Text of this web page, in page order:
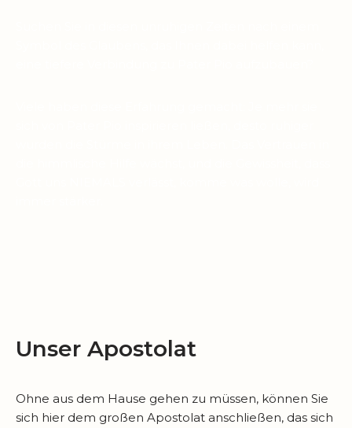
Unser Apostolat
Ohne aus dem Hause gehen zu müssen, können Sie
sich hier dem großen Apostolat anschließen, das sich